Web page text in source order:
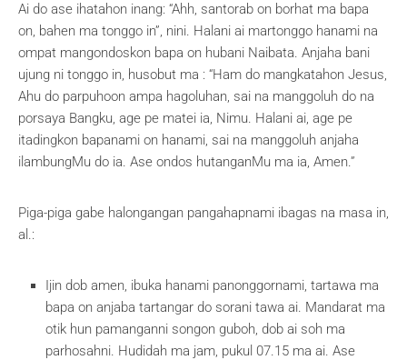
Ai do ase ihatahon inang: “Ahh, santorab on borhat ma bapa
on, bahen ma tonggo in”, nini. Halani ai martonggo hanami na
ompat mangondoskon bapa on hubani Naibata. Anjaha bani
ujung ni tonggo in, husobut ma : “Ham do mangkatahon Jesus,
Ahu do parpuhoon ampa hagoluhan, sai na manggoluh do na
porsaya Bangku, age pe matei ia, Nimu. Halani ai, age pe
itadingkon bapanami on hanami, sai na manggoluh anjaha
ilambungMu do ia. Ase ondos hutanganMu ma ia, Amen.”
Piga-piga gabe halongangan pangahapnami ibagas na masa in,
al.:
Ijin dob amen, ibuka hanami panonggornami, tartawa ma
bapa on anjaba tartangar do sorani tawa ai. Mandarat ma
otik hun pamanganni songon guboh, dob ai soh ma
parhosahni. Hudidah ma jam, pukul 07.15 ma ai. Ase